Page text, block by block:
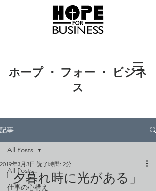
ホープ ・ フォー ・ ビジネ
ス
記事
All Posts
仕事の心構え
All Posts
「夕暮れ時に光がある」
2019年3月3日 読了時間: 2分